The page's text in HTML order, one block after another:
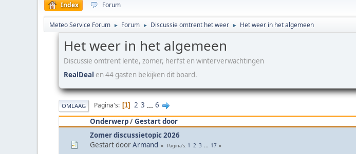
Index Forum
Meteo Service Forum ► Forum ► Discussie omtrent het weer ► Het weer in het algemeen
Het weer in het algemeen
Discussie omtrent lente, zomer, herfst en winterverwachtingen
RealDeal en 44 gasten bekijken dit board.
OMLAAG Pagina's 1 2 3 ... 6
Onderwerp/Gestart door
Zomer discussietopic 2026
Gestart doorArmand Pagina's 1 2 3 ... 17